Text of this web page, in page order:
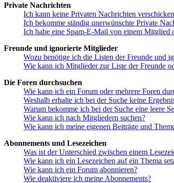
Private Nachrichten
Ich kann keine Privaten Nachrichten
Ich bekomme ständig unerwünschte Private
Ich habe eine Spam-E-Mail von einem Mitglied
Freunde und ignorierte Mitglieder
Wozu benötige ich die Listen der Freunde und
Wie kann ich Mitglieder zur Liste der Freunde
Die Foren durchsuchen
Wie kann ich ein Forum oder mehrere Foren
Weshalb erhalte ich bei der Suche keine
Warum bekomme ich bei der Suche eine leere
Wie kann ich nach Mitgliedern suchen?
Wie kann ich meine eigenen Beiträge und
Abonnements und Lesezeichen
Was ist der Unterschied zwischen einem
Wie kann ich ein Lesezeichen auf ein Thema
Wie kann ich ein Forum abonnieren?
Wie deaktiviere ich meine Abonnements?